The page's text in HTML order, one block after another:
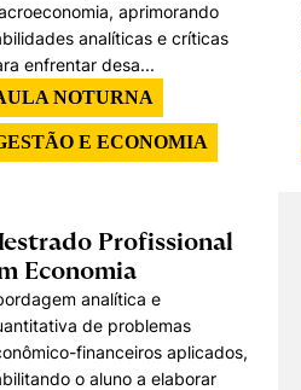
aprimorando
analíticas e críticas
enfrentar desa...
NOTURNA
E ECONOMIA
Profissional
Economia
analítica e
de problemas
financeiros aplicados,
o aluno a elaborar